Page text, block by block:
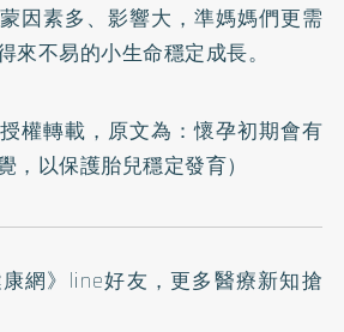
因素多、影響大，準媽媽們更需
來不易的小生命穩定成長。
權轉載，原文為：懷孕初期會有
，以保護胎兒穩定發育）
康網》line好友 ，更多醫療新知搶